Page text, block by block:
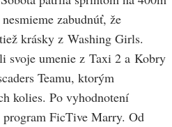
zabudnúť, že
krásky z Washing Girls.
svoje umenie z Taxi 2 a Kobry
Teamu, ktorým
kolies. Po vyhodnotení
FicTive Marry. Od